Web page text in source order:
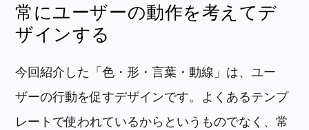
常にユーザーの動作を考えてデ
ザインする
今回紹介した「色・形・言葉・動線」は、ユー
ザーの行動を促すデザインです。よくあるテンプ
レートで使われているからというものでなく、常